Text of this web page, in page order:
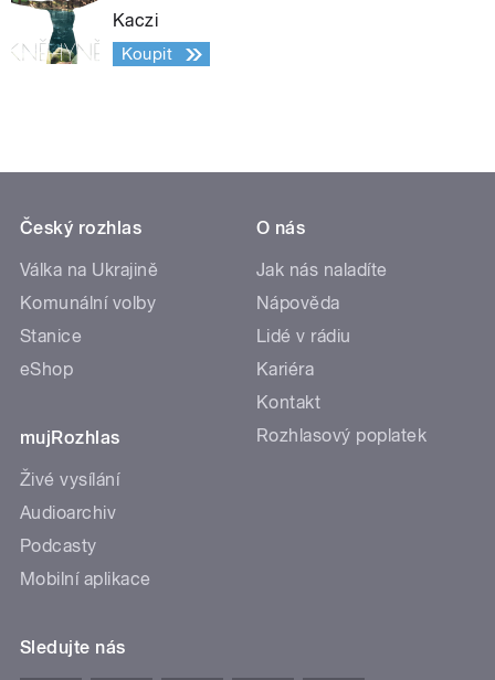
Kaczi
Koupit
Český rozhlas
Válka na Ukrajině
Komunální volby
Stanice
eShop
mujRozhlas
Živé vysílání
Audioarchiv
Podcasty
Mobilní aplikace
O nás
Jak nás naladíte
Nápověda
Lidé v rádiu
Kariéra
Kontakt
Rozhlasový poplatek
Sledujte nás